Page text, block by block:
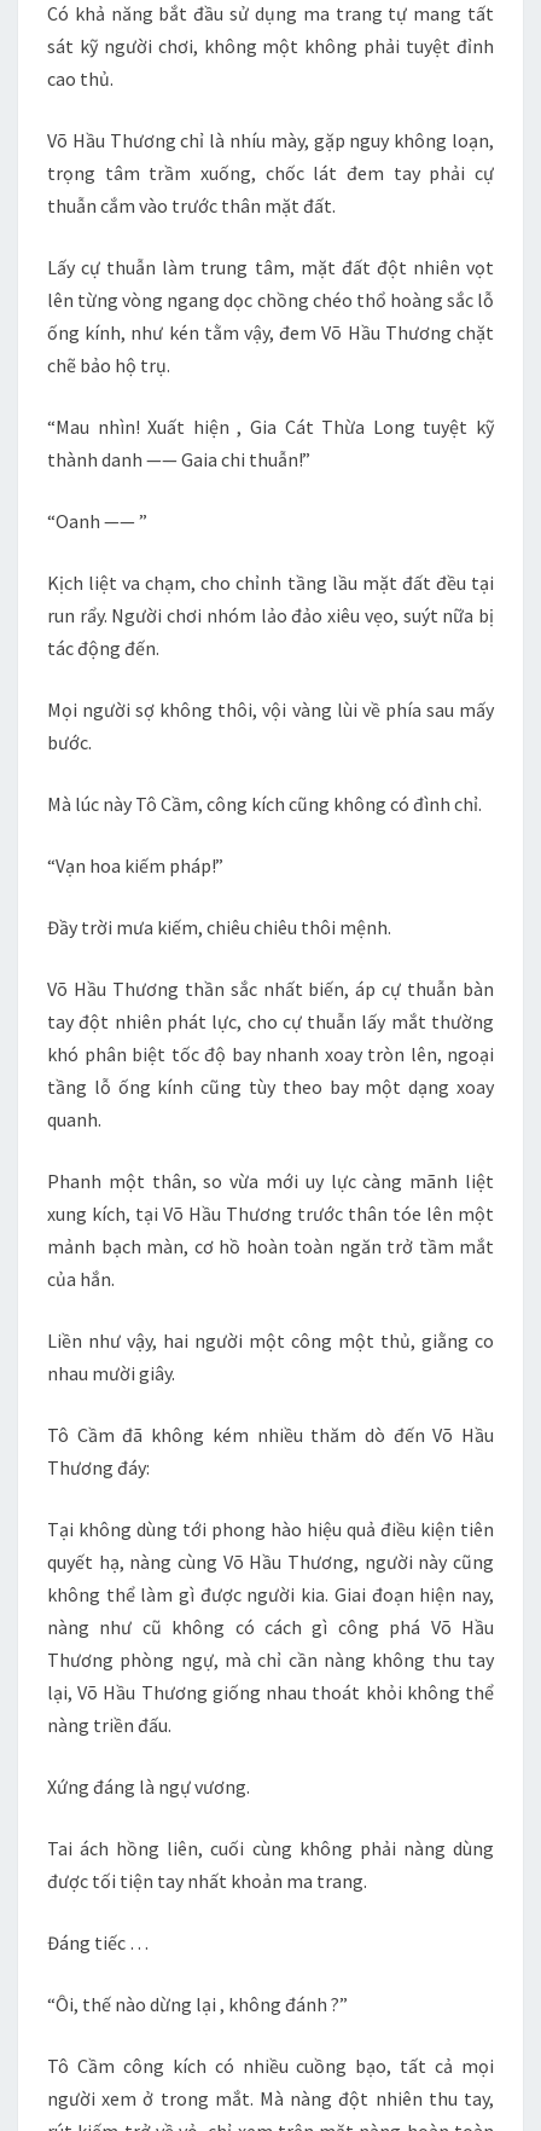
Có khả năng bắt đầu sử dụng ma trang tự mang tất
sát kỹ người chơi, không một không phải tuyệt đỉnh
cao thủ.
Võ Hầu Thương chỉ là nhíu mày, gặp nguy không loạn,
trọng tâm trầm xuống, chốc lát đem tay phải cự
thuẫn cắm vào trước thân mặt đất.
Lấy cự thuẫn làm trung tâm, mặt đất đột nhiên vọt
lên từng vòng ngang dọc chồng chéo thổ hoàng sắc lỗ
ống kính, như kén tằm vậy, đem Võ Hầu Thương chặt
chẽ bảo hộ trụ.
“Mau nhìn! Xuất hiện , Gia Cát Thừa Long tuyệt kỹ
thành danh —— Gaia chi thuẫn!”
“Oanh —— ”
Kịch liệt va chạm, cho chỉnh tầng lầu mặt đất đều tại
run rẩy. Người chơi nhóm lảo đảo xiêu vẹo, suýt nữa bị
tác động đến.
Mọi người sợ không thôi, vội vàng lùi về phía sau mấy
bước.
Mà lúc này Tô Cầm, công kích cũng không có đình chỉ.
“Vạn hoa kiếm pháp!”
Đầy trời mưa kiếm, chiêu chiêu thôi mệnh.
Võ Hầu Thương thần sắc nhất biến, áp cự thuẫn bàn
tay đột nhiên phát lực, cho cự thuẫn lấy mắt thường
khó phân biệt tốc độ bay nhanh xoay tròn lên, ngoại
tầng lỗ ống kính cũng tùy theo bay một dạng xoay
quanh.
Phanh một thân, so vừa mới uy lực càng mãnh liệt
xung kích, tại Võ Hầu Thương trước thân tóe lên một
mảnh bạch màn, cơ hồ hoàn toàn ngăn trở tầm mắt
của hắn.
Liền như vậy, hai người một công một thủ, giằng co
nhau mười giây.
Tô Cầm đã không kém nhiều thăm dò đến Võ Hầu
Thương đáy:
Tại không dùng tới phong hào hiệu quả điều kiện tiên
quyết hạ, nàng cùng Võ Hầu Thương, người này cũng
không thể làm gì được người kia. Giai đoạn hiện nay,
nàng như cũ không có cách gì công phá Võ Hầu
Thương phòng ngự, mà chỉ cần nàng không thu tay
lại, Võ Hầu Thương giống nhau thoát khỏi không thể
nàng triền đấu.
Xứng đáng là ngự vương.
Tai ách hồng liên, cuối cùng không phải nàng dùng
được tối tiện tay nhất khoản ma trang.
Đáng tiếc …
“Ôi, thế nào dừng lại , không đánh ?”
Tô Cầm công kích có nhiều cuồng bạo, tất cả mọi
người xem ở trong mắt. Mà nàng đột nhiên thu tay,